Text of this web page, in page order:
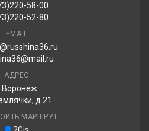
58-00
52-80
EMAIL
АДРЕС
д.21
МАРШРУТ